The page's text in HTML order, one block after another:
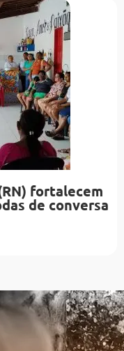
fortalecem
de conversa